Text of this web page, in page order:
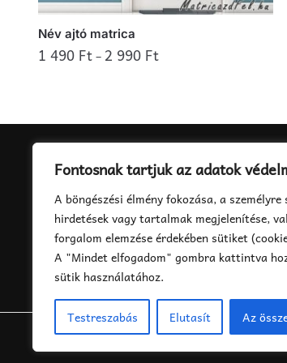
Fontosnak tartjuk az adatok
A böngészési élmény fokozása, a
hirdetések vagy tartalmak megjelenítése,
forgalom elemzése érdekében sütiket
A "Mindet elfogadom" gombra kattintva
sütik használatához.
Testreszabás Elutasít Az
Név ajtó matrica
1 490 Ft– 2 990 Ft
terméknek
több
variációja
változatok
termékoldalon
választhatók